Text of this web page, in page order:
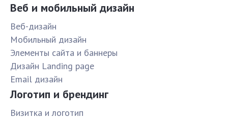
Веб и мобильный дизайн
Веб-дизайн
Мобильный дизайн
Элементы сайта и баннеры
Дизайн Landing page
Email дизайн
Логотип и брендинг
Визитка и логотип